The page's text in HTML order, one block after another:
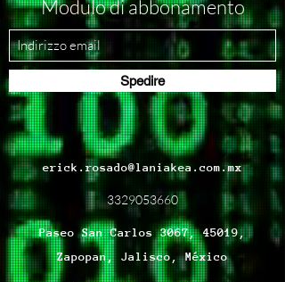
Modulo di abbonamento
Spedire
erick.rosado@laniakea.com.mx
3329053660
Paseo San Carlos 3067, 45019,
Zapopan, Jalisco, México